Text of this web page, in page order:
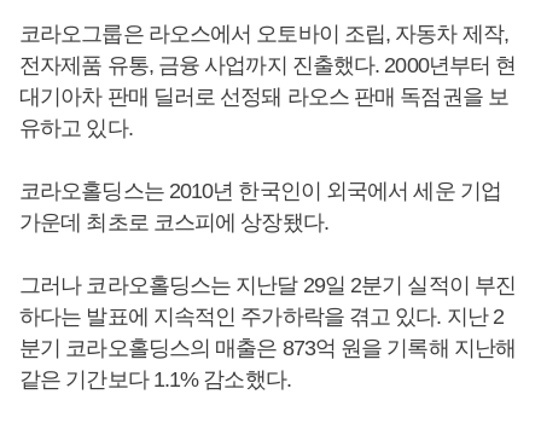
코라오그룹은 라오스에서 오토바이 조립, 자동차 제작,
전자제품 유통, 금융 사업까지 진출했다. 2000년부터 현
대기아차 판매 딜러로 선정돼 라오스 판매 독점권을 보
유하고 있다.
코라오홀딩스는 2010년 한국인이 외국에서 세운 기업
가운데 최초로 코스피에 상장됐다.
그러나 코라오홀딩스는 지난달 29일 2분기 실적이 부진
하다는 발표에 지속적인 주가하락을 겪고 있다. 지난 2
분기 코라오홀딩스의 매출은 873억 원을 기록해 지난해
같은 기간보다 1.1% 감소했다.